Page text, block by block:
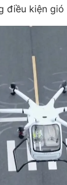
kiện gió